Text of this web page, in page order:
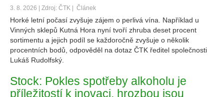
3. 8. 2026 | Zdroj: ČTK | Článek
Horké letní počasí zvyšuje zájem o perlivá vína. Například u
Vinných sklepů Kutná Hora nyní tvoří zhruba deset procent
sortimentu a jejich podíl se každoročně zvyšuje o několik
procentních bodů, odpověděl na dotaz ČTK ředitel společnosti
Lukáš Rudolfský.
Stock: Pokles spotřeby alkoholu je
příležitostí k inovaci, hrozbou jsou